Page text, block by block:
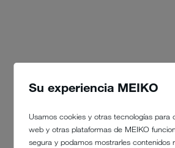
Su experiencia MEIKO
Usamos cookies y otras tecnologías para
web y otras plataformas de MEIKO
segura y podamos mostrarles contenidos